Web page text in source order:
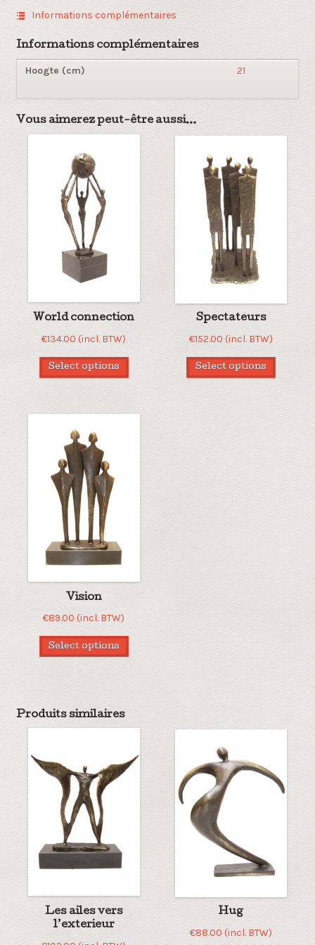
Informations complémentaires
Informations complémentaires
Hoogte (cm) 21
Vous aimerez peut-être aussi…
World connection
€134.00 (incl. BTW)
Select options
Spectateurs
€152.00 (incl. BTW)
Select options
Vision
€89.00 (incl. BTW)
Select options
Produits similaires
Les ailes vers
l’exterieur
Hug
€88.00 (incl. BTW)